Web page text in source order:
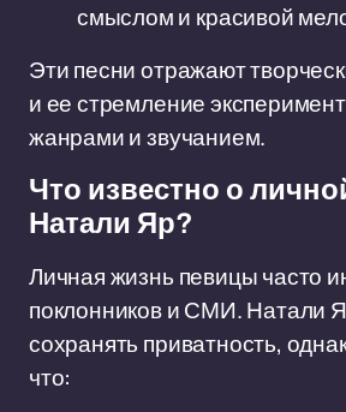
смыслом и красивой
Эти песни отражают
и ее стремление
жанрами и звучанием.
Что известно о
Натали Яр?
Личная жизнь певицы часто
поклонников и СМИ. Натали
сохранять приватность,
что: